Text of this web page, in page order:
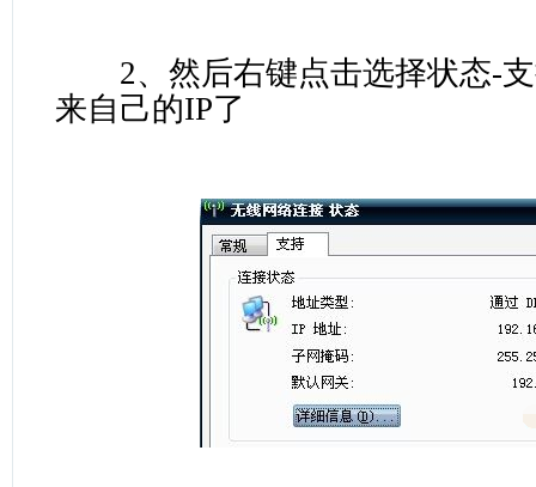
2、然后右键点击选择状态-支
来自己的IP了